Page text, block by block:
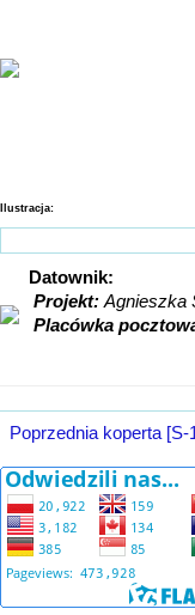
Ilustracja:
Datownik:
Projekt: Agnieszka
Placówka
Poprzednia koperta [S-